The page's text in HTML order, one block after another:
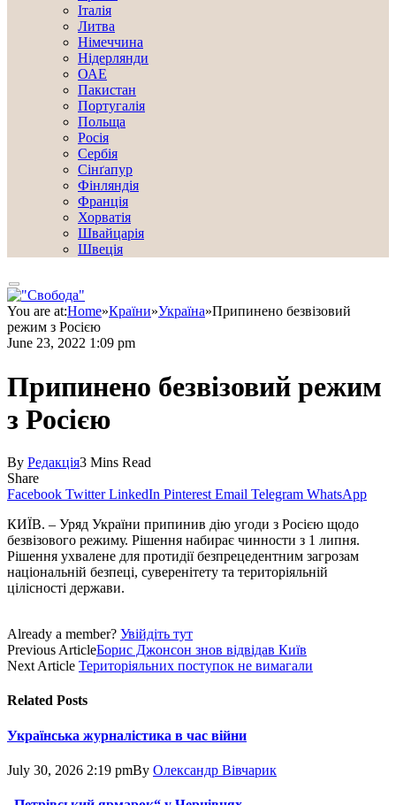
Італія
Литва
Німеччина
Нідерлянди
ОАЕ
Пакистан
Португалія
Польща
Росія
Сербія
Сінґапур
Фінляндія
Франція
Хорватія
Швайцарія
Швеція
You are at:Home»Країни»Україна»Припинено безвізовий
режим з Росією
June 23, 2022 1:09 pm
Припинено безвізовий режим
з Росією
By Редакція3 Mins Read
Share
Facebook Twitter LinkedIn Pinterest Email Telegram WhatsApp
КИЇВ. – Уряд України припинив дію угоди з Росією щодо
безвізового режиму. Рішення набирає чинности з 1 липня.
Рішення ухвалене для протидії безпрецедентним загрозам
національній безпеці, суверенітету та територіяльній
цілісності держави.
Already a member? Увійдіть тут
Previous ArticleБорис Джонсон знов відвідав Київ
Next Article Територіяльних поступок не вимагали
Related Posts
Українська журналістика в час війни
July 30, 2026 2:19 pmBy Олександр Вівчарик